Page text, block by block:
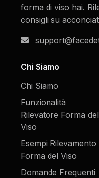
forma di viso hai.
consigli su
Chi Siamo
Chi Siamo
Funzionalità
Rilevatore Forma del
Viso
Esempi Rilevamento
Forma del Viso
Domande Frequenti